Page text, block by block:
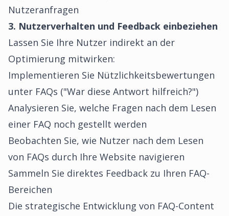
Nutzeranfragen
3. Nutzerverhalten und Feedback einbeziehen
Lassen Sie Ihre Nutzer indirekt an der
Optimierung mitwirken:
Implementieren Sie Nützlichkeitsbewertungen
unter FAQs ("War diese Antwort hilfreich?")
Analysieren Sie, welche Fragen nach dem Lesen
einer FAQ noch gestellt werden
Beobachten Sie, wie Nutzer nach dem Lesen
von FAQs durch Ihre Website navigieren
Sammeln Sie direktes Feedback zu Ihren FAQ-
Bereichen
Die strategische Entwicklung von FAQ-Content